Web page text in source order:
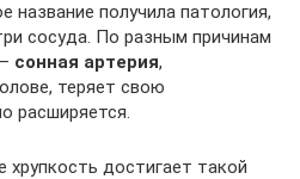
название получила патология,
сосуда. По разным причинам
сонная артерия,
теряет свою
расширяется.
достигает такой